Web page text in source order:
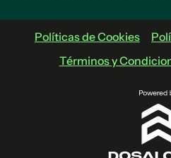
Políticas de Cookies
Términos y